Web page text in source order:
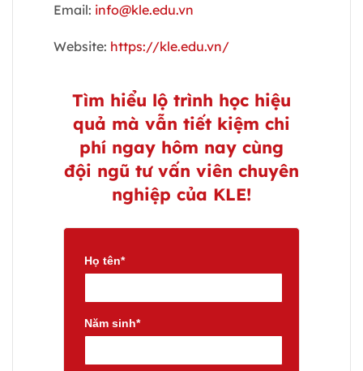
Email: info@kle.edu.vn
Website: https://kle.edu.vn/
Tìm hiểu lộ trình học hiệu
quả mà vẫn tiết kiệm chi
phí ngay hôm nay cùng
đội ngũ tư vấn viên chuyên
nghiệp của KLE!